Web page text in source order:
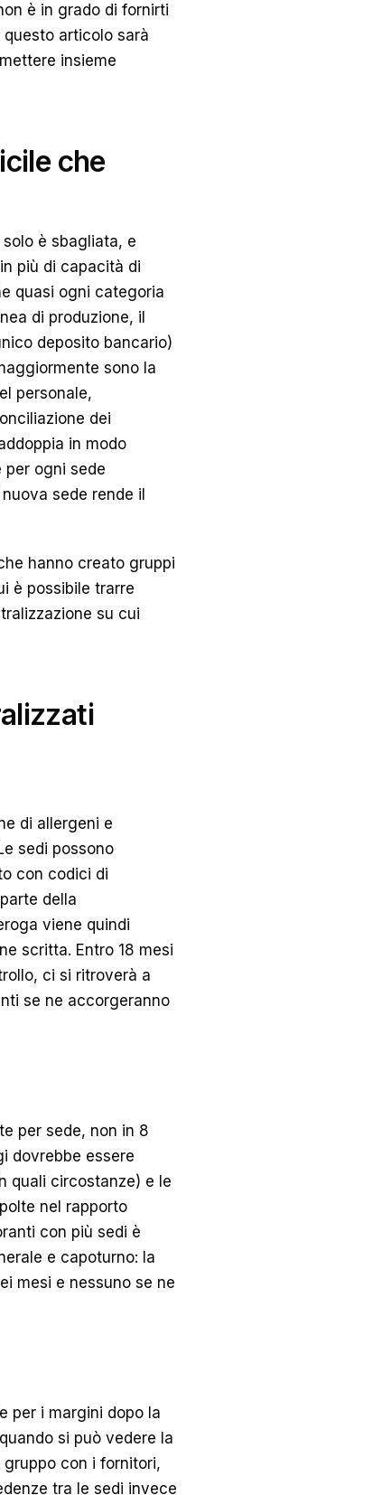
è in grado di fornirti
articolo sarà
insieme
che
è sbagliata, e
più di capacità di
quasi ogni categoria
di produzione, il
deposito bancario)
sono la
personale,
dei
in modo
per ogni sede
sede rende il
hanno creato gruppi
è possibile trarre
su cui
di allergeni e
sedi possono
con codici di
della
viene quindi
scritta. Entro 18 mesi
ci si ritroverà a
se ne accorgeranno
per sede, non in 8
dovrebbe essere
quali circostanze) e le
nel rapporto
con più sedi è
e capoturno: la
mesi e nessuno se ne
per i margini dopo la
si può vedere la
con i fornitori,
tra le sedi invece